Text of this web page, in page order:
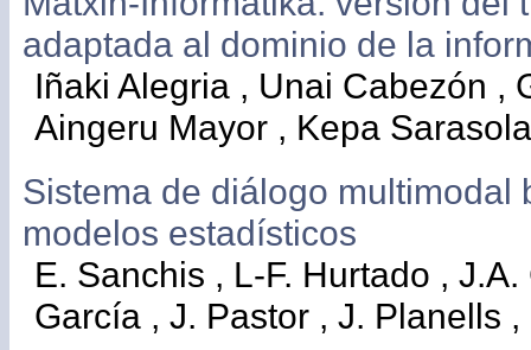
adaptada al dominio de la
Iñaki Alegria , Unai Cabezón ,
Aingeru Mayor , Kepa Sarasola
Sistema de diálogo multimodal
modelos estadísticos
E. Sanchis , L-F. Hurtado , J.A.
García , J. Pastor , J. Planells